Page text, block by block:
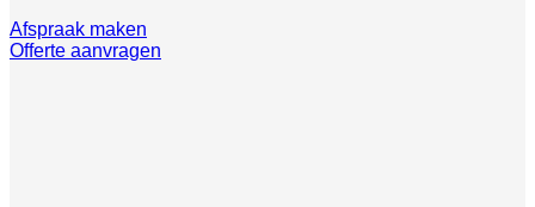
Afspraak maken
Offerte aanvragen